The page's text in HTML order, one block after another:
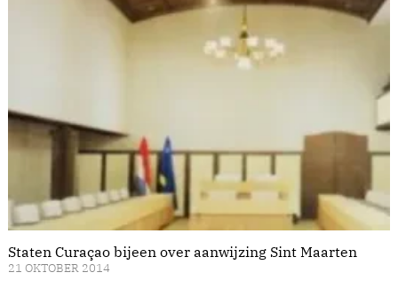
Staten Curaçao bijeen over aanwijzing Sint Maarten
21 OKTOBER 2014